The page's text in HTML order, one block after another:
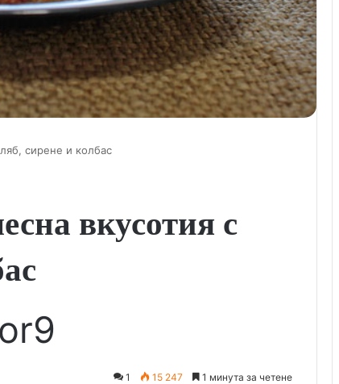
сирене и колбас
вкусотия с
1 15 247 1 минута за четене